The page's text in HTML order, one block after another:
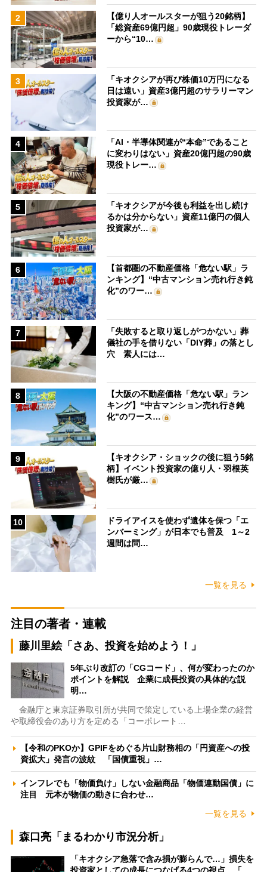
2
【億り人オールスターが狙う20銘柄】
「総資産69億円超」90歳現役トレーダ
ーから“10…
3
「キオクシアが再び株価10万円になる
日は遠い」資産3億円超のサラリーマン
投資家が…
4
「AI・半導体関連が“本命”であること
に変わりはない」資産20億円超の90歳
現役トレー…
5
「キオクシアが今後も利益を出し続け
るかは分からない」資産11億円の個人
投資家が…
6
【首都圏の不動産価格「危ない駅」ラ
ンキング】“中古マンション売れ行き鈍
化”のワー…
7
「失敗すると取り返しがつかない」葬
儀社の手を借りない「DIY葬」の落とし
穴 素人には…
8
【大阪の不動産価格「危ない駅」ラン
キング】“中古マンション売れ行き鈍
化”のワース…
9
【キオクシア・ショックの後に狙う5銘
柄】イベント投資家の億り人・羽根英
樹氏が厳…
10
ドライアイスを使わず遺体を保つ「エ
ンバーミング」が日本でも普及 1～2
週間は問…
一覧を見る
注目の著者・連載
藤川里絵「さあ、投資を始めよう！」
5年ぶり改訂の「CGコード」、何が変わったのか
ポイントを解説 企業に成長投資の具体的な説
明…
金融庁と東京証券取引所が共同で策定している上場企業の経営
や取締役会のあり方を定める「コーポレート…
【令和のPKOか】GPIFをめぐる片山財務相の「円資産への投
資拡大」発言の波紋 「国債重視」…
インフレでも「物価負け」しない金融商品「物価連動国債」に
注目 元本が物価の動きに合わせ…
一覧を見る
森口亮「まるわかり市況分析」
「キオクシア急落で含み損が膨らんで…」損失を